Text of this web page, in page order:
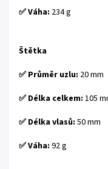
✅ Váha: 234 g
Štětka
✅ Průměr uzlu: 20 mm
✅ Délka celkem: 105
✅ Délka vlasů: 50 mm
✅ Váha: 92 g